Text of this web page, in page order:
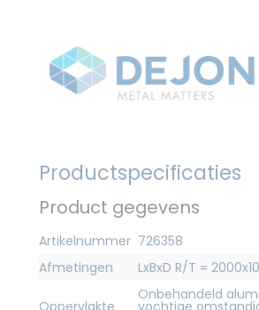
Productspecificaties
Product gegevens
Artikelnummer 726358
Afmetingen
LxBxD R/T =
Oppervlakte
Onbehandeld
vochtige